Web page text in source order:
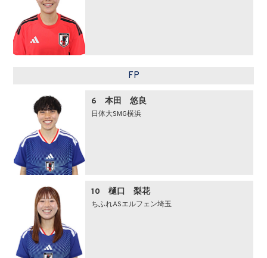
FP
6 本田 悠良
日体大SMG横浜
10 樋口 梨花
ちふれASエルフェン埼玉